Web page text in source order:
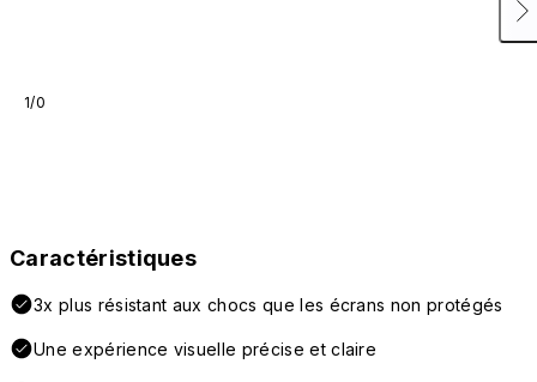
1/0
Caractéristiques
3x plus résistant aux chocs que les écrans non protégés
Une expérience visuelle précise et claire